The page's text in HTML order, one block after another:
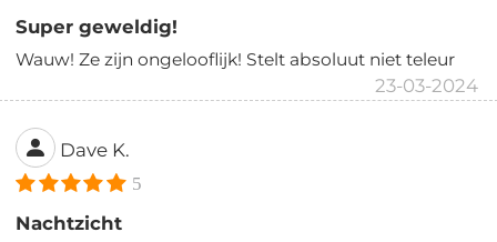
Super geweldig!
Wauw! Ze zijn ongelooflijk! Stelt absoluut niet teleur
23-03-2024
Dave K.
5
Nachtzicht